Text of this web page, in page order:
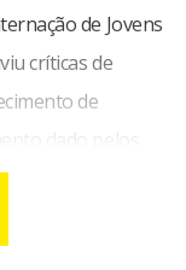
de Jovens
críticas de
de
dado pelos